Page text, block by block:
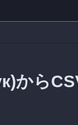
から